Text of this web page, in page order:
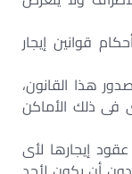
قوانين إيجار
هذا القانون،
ذلك الأماكن
إيجارها لأى